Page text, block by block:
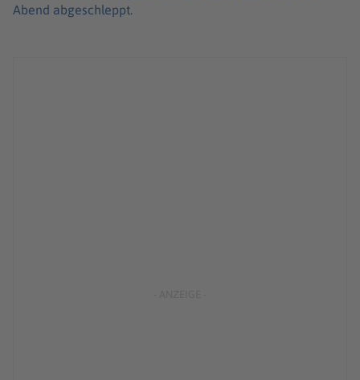
Abend abgeschleppt.